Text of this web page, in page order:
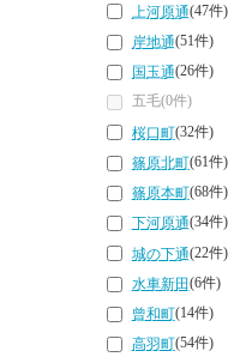
上河原通(47件)
岸地通(51件)
国玉通(26件)
五毛(0件)
桜口町(32件)
篠原北町(61件)
篠原本町(68件)
下河原通(34件)
城の下通(22件)
水車新田(6件)
曾和町(14件)
高羽町(54件)